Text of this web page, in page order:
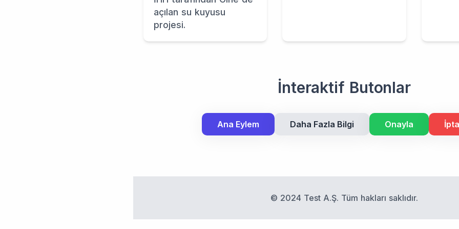
açılan su kuyusu
projesi.
İnteraktif Butonlar
Ana Eylem Daha Fazla Bilgi Onayla
© 2024 Test A.Ş. Tüm hakları saklıdır.